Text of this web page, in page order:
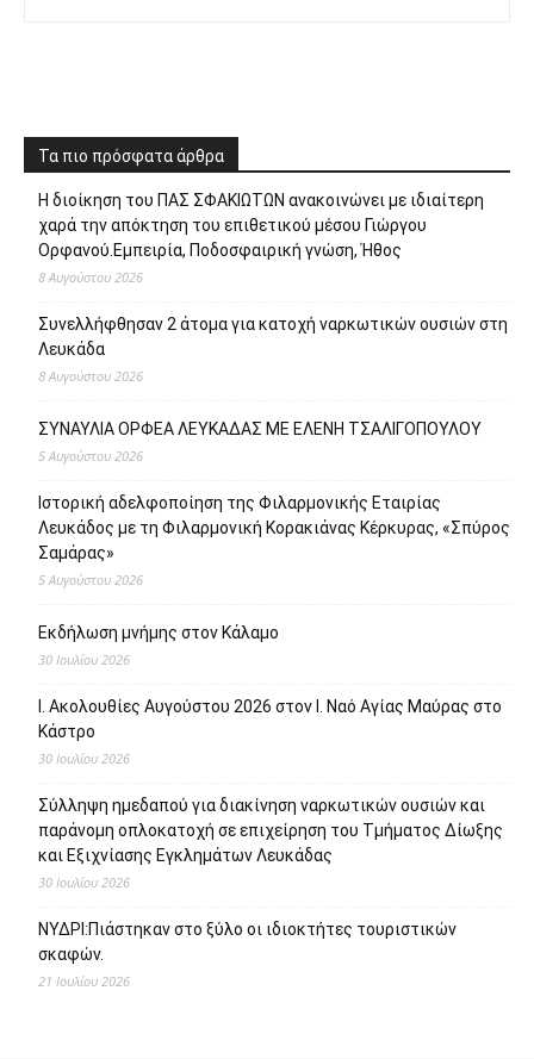
Τα πιο πρόσφατα άρθρα
Η διοίκηση του ΠΑΣ ΣΦΑΚΙΩΤΩΝ ανακοινώνει με ιδιαίτερη
χαρά την απόκτηση του επιθετικού μέσου Γιώργου
Ορφανού.Εμπειρία, Ποδοσφαιρική γνώση, Ήθος
8 Αυγούστου 2026
Συνελλήφθησαν 2 άτομα για κατοχή ναρκωτικών ουσιών στη
Λευκάδα
8 Αυγούστου 2026
ΣΥΝΑΥΛΙΑ ΟΡΦΕΑ ΛΕΥΚΑΔΑΣ ΜΕ ΕΛΕΝΗ ΤΣΑΛΙΓΟΠΟΥΛΟΥ
5 Αυγούστου 2026
Ιστορική αδελφοποίηση της Φιλαρμονικής Εταιρίας
Λευκάδος με τη Φιλαρμονική Κορακιάνας Κέρκυρας, «Σπύρος
Σαμάρας»
5 Αυγούστου 2026
Εκδήλωση μνήμης στον Κάλαμο
30 Ιουλίου 2026
Ι. Ακολουθίες Αυγούστου 2026 στον Ι. Ναό Αγίας Μαύρας στο
Κάστρο
30 Ιουλίου 2026
Σύλληψη ημεδαπού για διακίνηση ναρκωτικών ουσιών και
παράνομη οπλοκατοχή σε επιχείρηση του Τμήματος Δίωξης
και Εξιχνίασης Εγκλημάτων Λευκάδας
30 Ιουλίου 2026
ΝΥΔΡΙ:Πιάστηκαν στο ξύλο οι ιδιοκτήτες τουριστικών
σκαφών.
21 Ιουλίου 2026